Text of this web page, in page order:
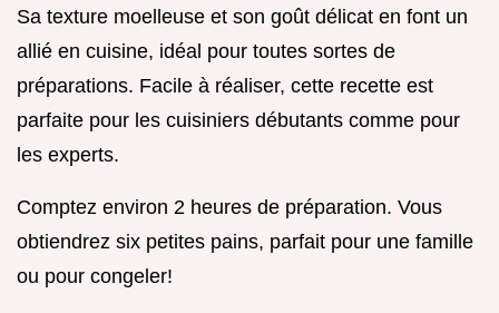
Sa texture moelleuse et son goût délicat en font un
allié en cuisine, idéal pour toutes sortes de
préparations. Facile à réaliser, cette recette est
parfaite pour les cuisiniers débutants comme pour
les experts.
Comptez environ 2 heures de préparation. Vous
obtiendrez six petites pains, parfait pour une famille
ou pour congeler!